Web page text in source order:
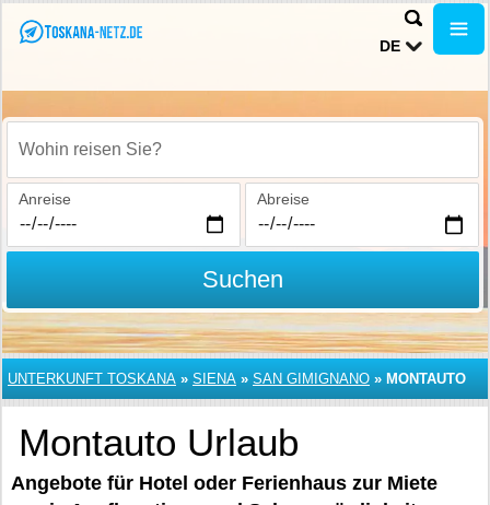
DE
Wohin reisen Sie?
Anreise Abreise
Suchen
UNTERKUNFT TOSKANA » SIENA » SAN GIMIGNANO » MONTAUTO
Montauto Urlaub
Angebote für Hotel oder Ferienhaus zur Miete